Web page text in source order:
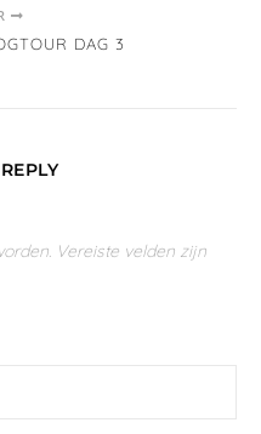
DAG 3
Vereiste velden zijn